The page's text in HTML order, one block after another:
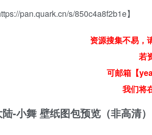
pan.quark.cn/s/850c4a8f2b1e】
资源搜集不易，
若
可邮箱【
我们将
-小舞 壁纸图包预览（非高清）